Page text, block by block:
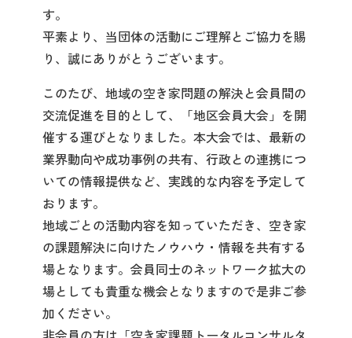
す。
平素より、当団体の活動にご理解とご協力を賜
り、誠にありがとうございます。
このたび、地域の空き家問題の解決と会員間の
交流促進を目的として、「地区会員大会」を開
催する運びとなりました。本大会では、最新の
業界動向や成功事例の共有、行政との連携につ
いての情報提供など、実践的な内容を予定して
おります。
地域ごとの活動内容を知っていただき、空き家
の課題解決に向けたノウハウ・情報を共有する
場となります。会員同士のネットワーク拡大の
場としても貴重な機会となりますので是非ご参
加ください。